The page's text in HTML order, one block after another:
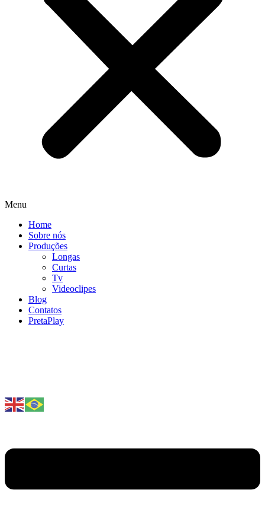
Menu
Home
Sobre nós
Produções
Longas
Curtas
Tv
Videoclipes
Blog
Contatos
PretaPlay